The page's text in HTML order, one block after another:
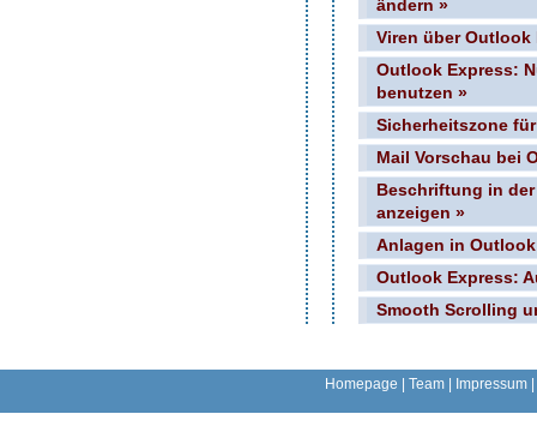
ändern »
Viren über Outlook
Outlook Express:
benutzen »
Sicherheitszone
Mail Vorschau bei
Beschriftung in
anzeigen »
Anlagen in
Outlook Express:
Smooth Scrolling
Homepage Team| Impressum|